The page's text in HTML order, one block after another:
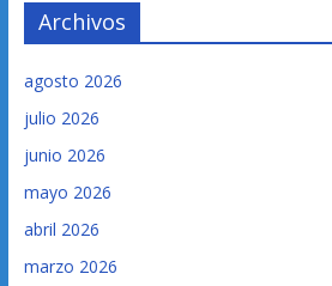
Archivos
agosto 2026
julio 2026
junio 2026
mayo 2026
abril 2026
marzo 2026